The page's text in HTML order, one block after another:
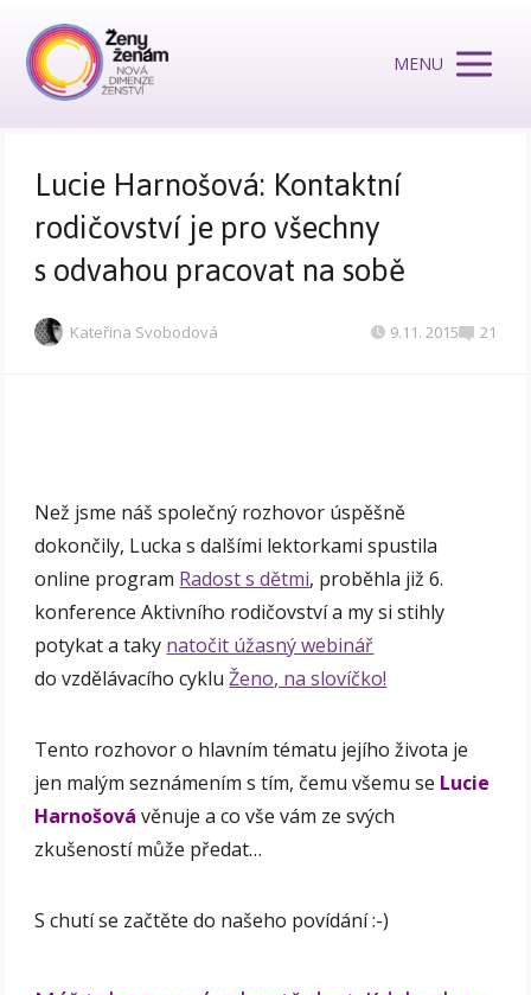
MENU
Lucie Harnošová: Kontaktní
rodičovství je pro všechny
s odvahou pracovat na sobě
Kateřina Svobodová 9.11. 2015 21
Než jsme náš společný rozhovor úspěšně
dokončily, Lucka s dalšími lektorkami spustila
online program Radost s dětmi, proběhla již 6.
konference Aktivního rodičovství a my si stihly
potykat a taky natočit úžasný webinář
do vzdělávacího cykluŽeno, na slovíčko!
Tento rozhovor o hlavním tématu jejího života je
jen malým seznámením s tím, čemu všemu se Lucie
Harnošová věnuje a co vše vám ze svých
zkušeností může předat…
S chutí se začtěte do našeho povídání :-)